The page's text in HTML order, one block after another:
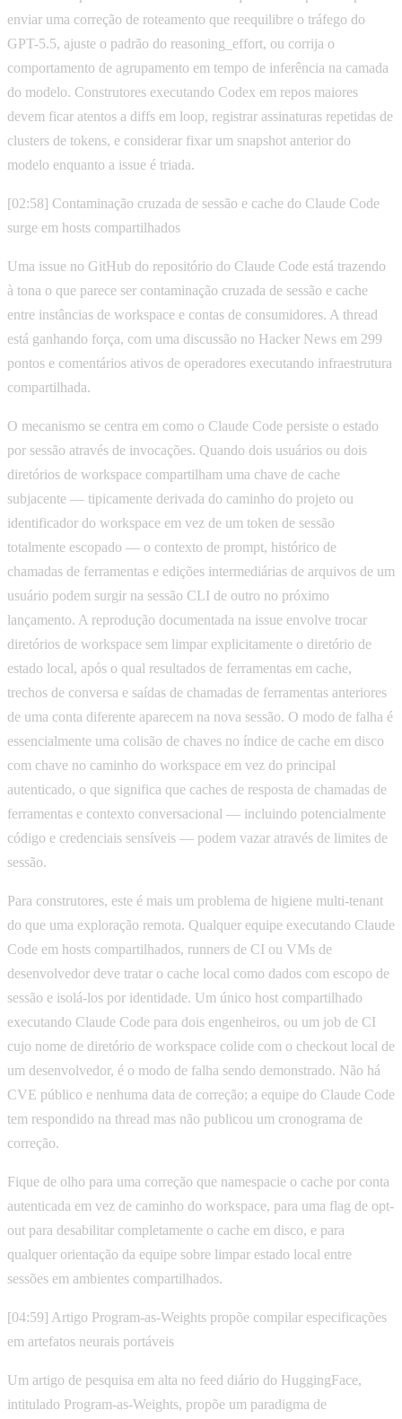
enviar uma correção de roteamento que reequilibre o tráfego do
GPT-5.5, ajuste o padrão do reasoning_effort, ou corrija o
comportamento de agrupamento em tempo de inferência na camada
do modelo. Construtores executando Codex em repos maiores
devem ficar atentos a diffs em loop, registrar assinaturas repetidas de
clusters de tokens, e considerar fixar um snapshot anterior do
modelo enquanto a issue é triada.
[02:58] Contaminação cruzada de sessão e cache do Claude Code
surge em hosts compartilhados
Uma issue no GitHub do repositório do Claude Code está trazendo
à tona o que parece ser contaminação cruzada de sessão e cache
entre instâncias de workspace e contas de consumidores. A thread
está ganhando força, com uma discussão no Hacker News em 299
pontos e comentários ativos de operadores executando infraestrutura
compartilhada.
O mecanismo se centra em como o Claude Code persiste o estado
por sessão através de invocações. Quando dois usuários ou dois
diretórios de workspace compartilham uma chave de cache
subjacente — tipicamente derivada do caminho do projeto ou
identificador do workspace em vez de um token de sessão
totalmente escopado — o contexto de prompt, histórico de
chamadas de ferramentas e edições intermediárias de arquivos de um
usuário podem surgir na sessão CLI de outro no próximo
lançamento. A reprodução documentada na issue envolve trocar
diretórios de workspace sem limpar explicitamente o diretório de
estado local, após o qual resultados de ferramentas em cache,
trechos de conversa e saídas de chamadas de ferramentas anteriores
de uma conta diferente aparecem na nova sessão. O modo de falha é
essencialmente uma colisão de chaves no índice de cache em disco
com chave no caminho do workspace em vez do principal
autenticado, o que significa que caches de resposta de chamadas de
ferramentas e contexto conversacional — incluindo potencialmente
código e credenciais sensíveis — podem vazar através de limites de
sessão.
Para construtores, este é mais um problema de higiene multi-tenant
do que uma exploração remota. Qualquer equipe executando Claude
Code em hosts compartilhados, runners de CI ou VMs de
desenvolvedor deve tratar o cache local como dados com escopo de
sessão e isolá-los por identidade. Um único host compartilhado
executando Claude Code para dois engenheiros, ou um job de CI
cujo nome de diretório de workspace colide com o checkout local de
um desenvolvedor, é o modo de falha sendo demonstrado. Não há
CVE público e nenhuma data de correção; a equipe do Claude Code
tem respondido na thread mas não publicou um cronograma de
correção.
Fique de olho para uma correção que namespacie o cache por conta
autenticada em vez de caminho do workspace, para uma flag de opt-
out para desabilitar completamente o cache em disco, e para
qualquer orientação da equipe sobre limpar estado local entre
sessões em ambientes compartilhados.
[04:59] Artigo Program-as-Weights propõe compilar especificações
em artefatos neurais portáveis
Um artigo de pesquisa em alta no feed diário do HuggingFace,
intitulado Program-as-Weights, propõe um paradigma de